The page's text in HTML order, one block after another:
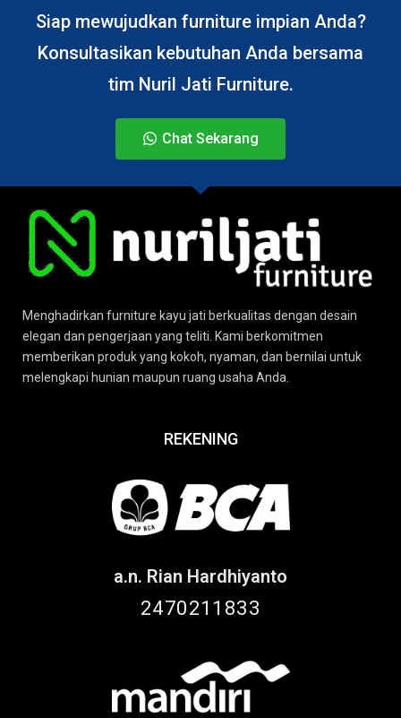
Siap mewujudkan furniture impian Anda?
Konsultasikan kebutuhan Anda bersama
tim Nuril Jati Furniture.
Chat Sekarang
Menghadirkan furniture kayu jati berkualitas dengan desain
elegan dan pengerjaan yang teliti. Kami berkomitmen
memberikan produk yang kokoh, nyaman, dan bernilai untuk
melengkapi hunian maupun ruang usaha Anda.
REKENING
a.n. Rian Hardhiyanto
2470211833